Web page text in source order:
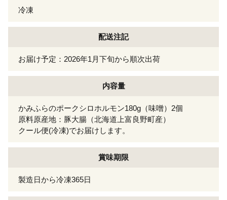
冷凍
配送注記
お届け予定：2026年1月下旬から順次出荷
内容量
かみふらのポークシロホルモン180g（味噌）2個
原料原産地：豚大腸（北海道上富良野町産）
クール便(冷凍)でお届けします。
賞味期限
製造日から冷凍365日